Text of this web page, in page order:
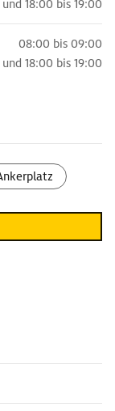
und 18:00 bis 19:00
08:00 bis 09:00
und 18:00 bis 19:00